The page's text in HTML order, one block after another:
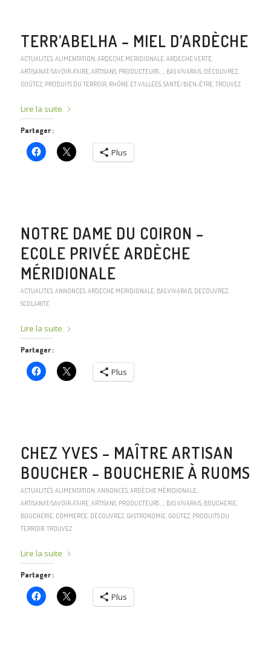
TERR’ABELHA – MIEL D’ARDÈCHE
ACTUALITÉS, ALIMENTATION ARDÈCHE MÉRIDIONALE, ARDÈCHE VERTE,
ARTISANAT/SAVOIR-FAIRE, ARTISANS, PRODUCTEURS … BAS VIVARAIS, DÉCOUVREZ,
GOÛTEZ, PRODUITS DU TERROIR, RHÔNE ET VALLÉES, SANTÉ/BIEN-ÊTRE, TROUVEZ
Lire la suite
Partager :
Plus
NOTRE DAME DU COIRON –
ECOLE PRIVÉE ARDÈCHE
MÉRIDIONALE
ACTUALITÉS, ANNONCES, ARDÈCHE MÉRIDIONALE, BAS VIVARAIS, DÉCOUVREZ,
SCOLARITÉ
Lire la suite
Partager :
Plus
CHEZ YVES – MAÎTRE ARTISAN
BOUCHER – BOUCHERIE À RUOMS
ACTUALITÉS, ALIMENTATION ANNONCES, ARDÈCHE MÉRIDIONALE,
ARTISANAT/SAVOIR-FAIRE, ARTISANS, PRODUCTEURS … BAS VIVARAIS, BOUCHERIE,
BOUCHERIE, COMMERCE, DÉCOUVREZ, GASTRONOMIE, GOÛTEZ, PRODUITS DU
TERROIR, TROUVEZ
Lire la suite
Partager :
Plus